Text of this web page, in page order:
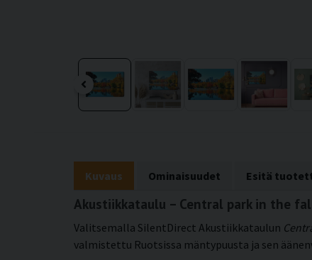
Kuvaus Ominaisuudet Esitä
Akustiikkataulu – Central park in the
Valitsemalla SilentDirect Akustiikkataulun
valmistettu Ruotsissa mäntypuusta ja sen